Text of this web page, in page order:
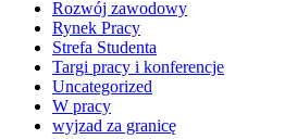
Rozwój zawodowy
Rynek Pracy
Strefa Studenta
Targi pracy i konferencje
Uncategorized
W pracy
wyjzad za granicę